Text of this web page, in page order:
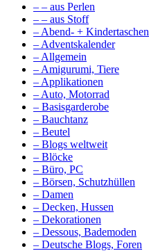
– – aus Perlen
– – aus Stoff
– Abend- + Kindertaschen
– Adventskalender
– Allgemein
– Amigurumi, Tiere
– Applikationen
– Auto, Motorrad
– Basisgarderobe
– Bauchtanz
– Beutel
– Blogs weltweit
– Blöcke
– Büro, PC
– Börsen, Schutzhüllen
– Damen
– Decken, Hussen
– Dekorationen
– Dessous, Bademoden
– Deutsche Blogs, Foren